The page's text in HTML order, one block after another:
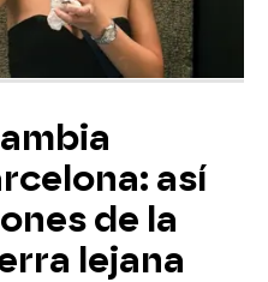
así
de la
lejana